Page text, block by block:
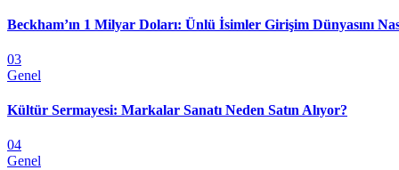
Beckham’ın 1 Milyar Doları: Ünlü İsimler Girişim Dünyasını
03
Genel
Kültür Sermayesi: Markalar Sanatı Neden Satın Alıyor?
04
Genel